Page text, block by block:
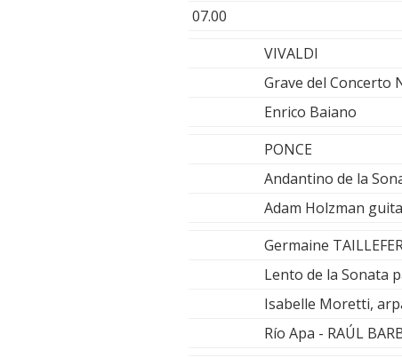
07.00
VIVALDI
Grave del Concerto
Enrico Baiano
PONCE
Andantino de la
Adam Holzman
Germaine
Lento de la Sonata
Isabelle Moretti,
Río Apa - RAÚL